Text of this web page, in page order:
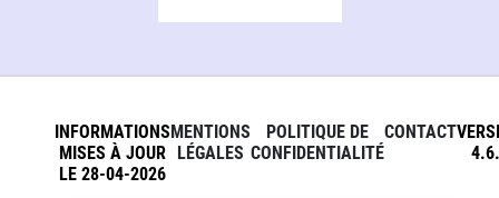
INFORMATIONS
MISES À JOUR
LE 28-04-2026
MENTIONS
LÉGALES
POLITIQUE DE
CONFIDENTIALITÉ
CONTACT